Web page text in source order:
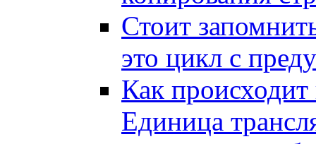
Стоит
это цикл с
Как
Единица